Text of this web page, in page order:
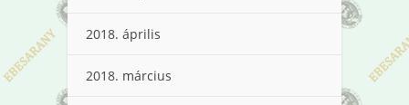
2018. április
2018. március